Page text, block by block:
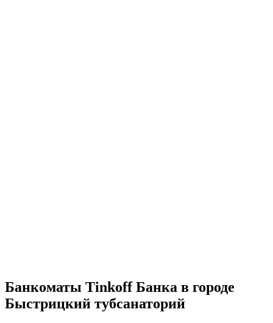
Банкоматы Tinkoff Банка в городе
Быстрицкий тубсанаторий